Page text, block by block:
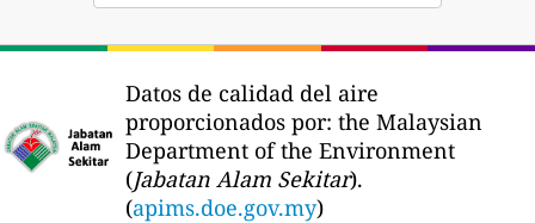
Datos de calidad del aire
proporcionados por: the Malaysian
Department of the Environment
(Jabatan Alam Sekitar).
(apims.doe.gov.my)